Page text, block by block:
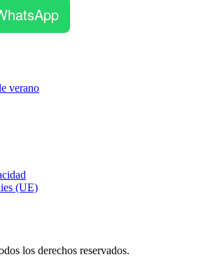
verano
(UE)
los derechos reservados.